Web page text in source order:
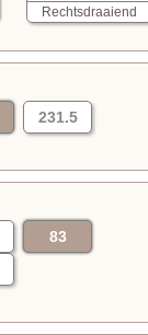
Rechtsdraaiend
231.5
83